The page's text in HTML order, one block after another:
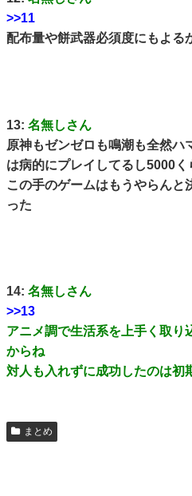
>>11
配布量や餅武器必須度にもよる
13: 名無しさん
原神もゼンゼロも鳴潮も全然ハ
は病的にプレイしてるし5000
この手のゲームはもうやらんと
った
14: 名無しさん
>>13
アニメ調で生活系を上手く取り
からね
対人も入れずに成功したのは
まとめ